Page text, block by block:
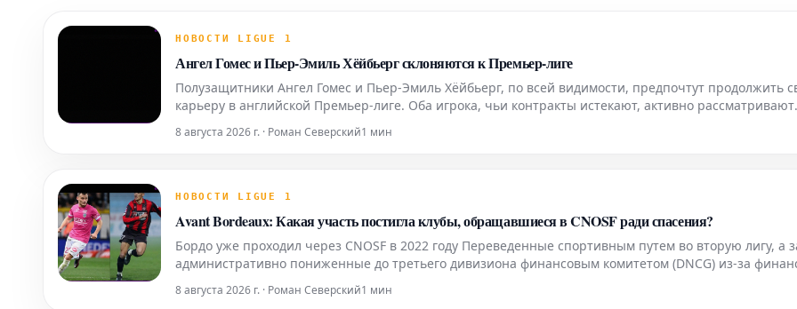
НОВОСТИ LIGUE 1
Ангел Гомес и Пьер-Эмиль Хёйбьерг склоняются к Премьер-лиге
Полузащитники Ангел Гомес и Пьер-Эмиль Хёйбьерг, по всей видимости, предпочтут продолжить
карьеру в английской Премьер-лиге. Оба игрока, чьи контракты истекают, активно рассматривают
варианты перехода в клубы высшего дивизиона Англии. Информация об их предпочтениях
осведомленных
8 августа 2026 г. · Роман Северский1 мин
НОВОСТИ LIGUE 1
Avant Bordeaux: Какая участь постигла клубы, обращавшиеся в CNOSF ради спасения?
Бордо уже проходил через CNOSF в 2022 году Переведенные спортивным путем во вторую лигу, а
административно пониженные до третьего дивизиона финансовым комитетом (DNCG) из-за
трудностей, Жиронденцы из Бордо были спасены в последний момент Французской футбольной
федерацией (F
8 августа 2026 г. · Роман Северский1 мин